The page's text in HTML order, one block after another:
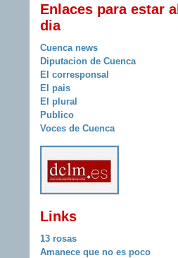
Enlaces para estar al
dia
Cuenca news
Diputacion de Cuenca
El corresponsal
El pais
El plural
Publico
Voces de Cuenca
Links
13 rosas
Amanece que no es poco